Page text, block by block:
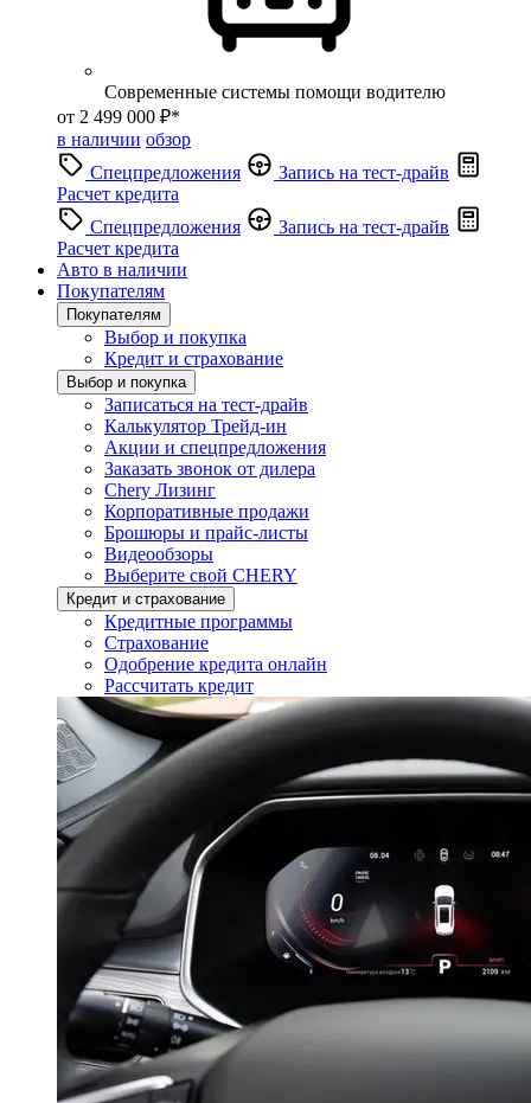
Современные системы помощи водителю
от 2 499 000 ₽*
в наличии обзор
Спецпредложения
Запись на тест-драйв
Расчет кредита
Спецпредложения
Запись на тест-драйв
Расчет кредита
Авто в наличии
Покупателям
Покупателям
Выбор и покупка
Кредит и страхование
Выбор и покупка
Записаться на тест-драйв
Калькулятор Трейд-ин
Акции и спецпредложения
Заказать звонок от дилера
Chery Лизинг
Корпоративные продажи
Брошюры и прайс-листы
Видеообзоры
Выберите свой CHERY
Кредит и страхование
Кредитные программы
Страхование
Одобрение кредита онлайн
Рассчитать кредит